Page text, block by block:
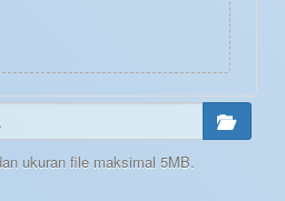
ukuran file maksimal 5MB.